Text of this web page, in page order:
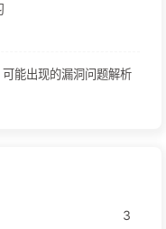
能出现的漏洞问题解析
3